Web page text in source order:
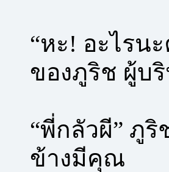
“หะ! อะไรน
ของภูริช ผู้บ
“พี่กลัวผี” ภูริ
ข้างมีคุณ